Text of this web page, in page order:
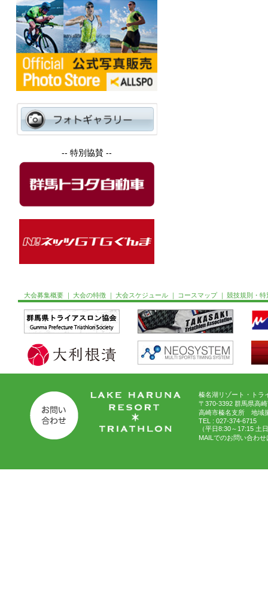
-- 特別協賛 --
大会募集概要 大会の特徴 大会スケジュール コースマップ 競技規則・特
榛名湖リゾート・トラ
〒370-3392 群馬県高
高崎市榛名支所 地域
TEL : 027-374-6715
（平日8:30～17:15 土
MAILでのお問い合わせ